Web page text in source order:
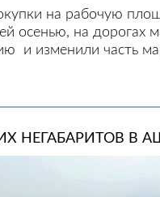
на рабочую
осенью, на дорогах
и изменили часть
НЕГАБАРИТОВ В